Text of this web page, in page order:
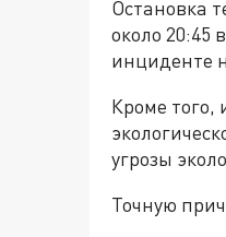
Остановка
около 20:45
инциденте
Кроме того,
угрозы
Точную